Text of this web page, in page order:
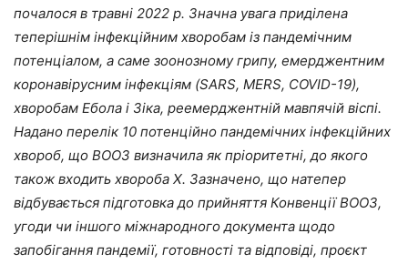
почалося в травні 2022 р. Значна увага приділена
теперішнім інфекційним хворобам із пандемічним
потенціалом, а саме зоонозному грипу, емерджентним
коронавірусним інфекціям (SARS, MERS, COVID-19),
хворобам Ебола і Зіка, реемерджентній мавпячій віспі.
Надано перелік 10 потенційно пандемічних інфекційних
хвороб, що ВООЗ визначила як пріоритетні, до якого
також входить хвороба Х. Зазначено, що натепер
відбувається підготовка до прийняття Конвенції ВООЗ,
угоди чи іншого міжнародного документа щодо
запобігання пандемії, готовності та відповіді, проєкт